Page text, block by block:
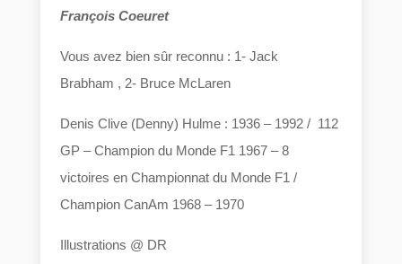
François Coeuret
Vous avez bien sûr reconnu : 1- Jack
Brabham , 2- Bruce McLaren
Denis Clive (Denny) Hulme : 1936 – 1992 / 112
GP – Champion du Monde F1 1967 – 8
victoires en Championnat du Monde F1 /
Champion CanAm 1968 – 1970
Illustrations @ DR